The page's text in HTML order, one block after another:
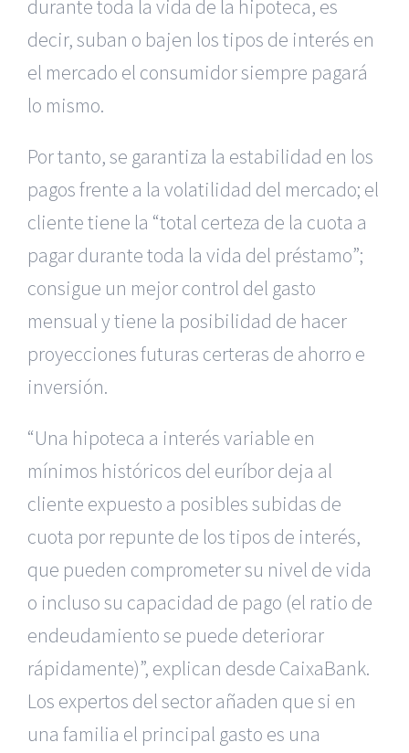
durante toda la vida de la hipoteca, es
decir, suban o bajen los tipos de interés en
el mercado el consumidor siempre pagará
lo mismo.
Por tanto, se garantiza la estabilidad en los
pagos frente a la volatilidad del mercado; el
cliente tiene la “total certeza de la cuota a
pagar durante toda la vida del préstamo”;
consigue un mejor control del gasto
mensual y tiene la posibilidad de hacer
proyecciones futuras certeras de ahorro e
inversión.
“Una hipoteca a interés variable en
mínimos históricos del euríbor deja al
cliente expuesto a posibles subidas de
cuota por repunte de los tipos de interés,
que pueden comprometer su nivel de vida
o incluso su capacidad de pago (el ratio de
endeudamiento se puede deteriorar
rápidamente)”, explican desde CaixaBank.
Los expertos del sector añaden que si en
una familia el principal gasto es una